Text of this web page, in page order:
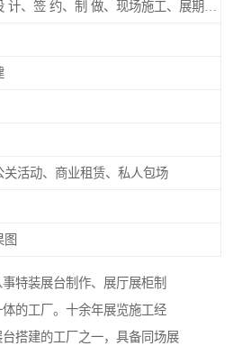
关活动、商业租赁、私人包场
图
事特装展台制作、展厅展柜制
的工厂。十余年展览施工经
搭建的工厂之一，具备同场展